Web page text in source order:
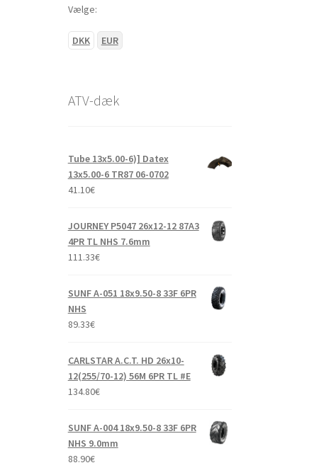
Vælge:
DKK EUR
ATV-dæk
Tube 13x5.00-6)] Datex
13x5.00-6 TR87 06-0702
41.10€
JOURNEY P5047 26x12-12 87A3
4PR TL NHS 7.6mm
111.33€
SUNF A-051 18x9.50-8 33F 6PR
NHS
89.33€
CARLSTAR A.C.T. HD 26x10-
12(255/70-12) 56M 6PR TL #E
134.80€
SUNF A-004 18x9.50-8 33F 6PR
NHS 9.0mm
88.90€